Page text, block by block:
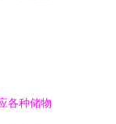
各种储物